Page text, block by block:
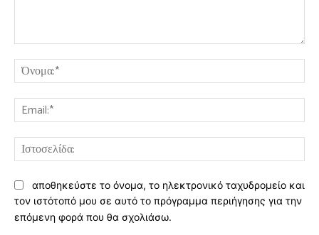
αποθηκεύστε το όνομα, το ηλεκτρονικό ταχυδρομείο και
τον ιστότοπό μου σε αυτό το πρόγραμμα περιήγησης για την
επόμενη φορά που θα σχολιάσω.